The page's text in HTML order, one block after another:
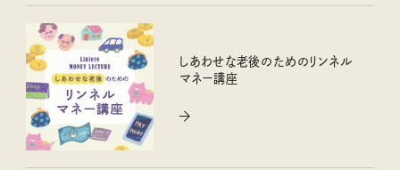
しあわせな老後のためのリンネル
マネー講座